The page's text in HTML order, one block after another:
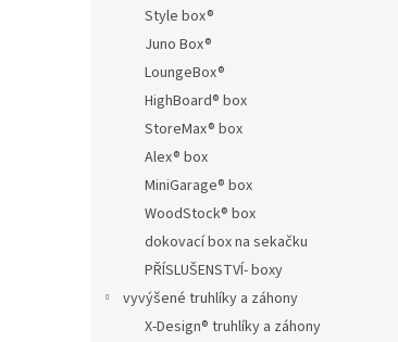
Style box®
Juno Box®
LoungeBox®
HighBoard® box
StoreMax® box
Alex® box
MiniGarage® box
WoodStock® box
dokovací box na sekačku
PŘÍSLUŠENSTVÍ- boxy
vyvýšené truhlíky a záhony
X-Design® truhlíky a záhony